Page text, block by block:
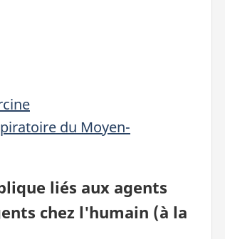
du Moyen-
liés aux agents
chez l'humain (à la